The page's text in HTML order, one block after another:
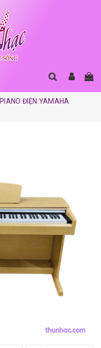
PIANO ĐIỆN YAMAHA